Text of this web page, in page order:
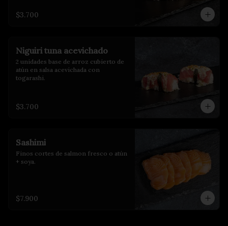
$3.700
Niguiri tuna acevichado
2 unidades base de arroz cubierto de
atún en salsa acevichada con
togarashi.
$3.700
Sashimi
Finos cortes de salmon fresco o atún
+ soya.
$7.900